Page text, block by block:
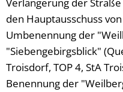
den Hauptausschuss
Umbenennung der
"Siebengebirgsblick"
Troisdorf, TOP 4, StA
Benennung der